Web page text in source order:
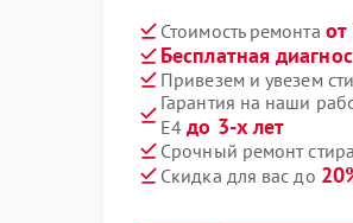
Стоимость ремонта
Бесплатная
Привезем и увезем
Гарантия на наши
E4до 3-х лет
Срочный ремонт
Скидка для вас до